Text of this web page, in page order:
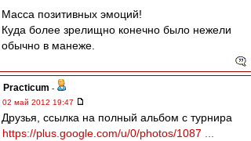
Масса позитивных эмоций!
Куда более зрелищно конечно было нежели
обычно в манеже.
Practicum -
02 май 2012 19:47
Друзья, ссылка на полный альбом с турнира
https://plus.google.com/u/0/photos/1087 ...